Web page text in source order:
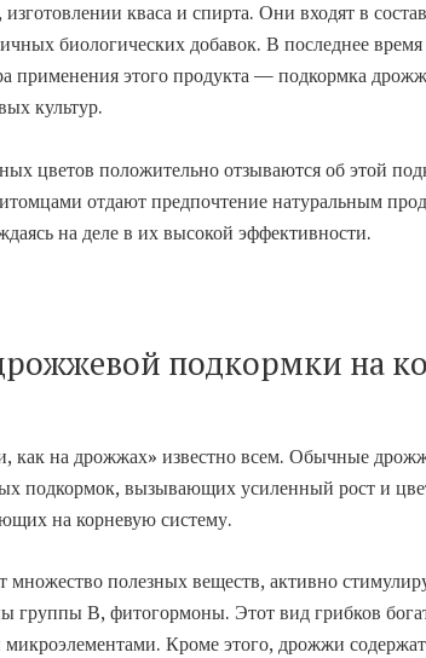
кваса и спирта. Они входят в
биологических добавок. В последнее
применения этого продукта — подкормка
культур.
цветов положительно отзываются об этой
отдают предпочтение натуральным
на деле в их высокой эффективности.
подкормки на
как на дрожжах» известно всем. Обычные
подкормок, вызывающих усиленный рост и
на корневую систему.
полезных веществ, активно
группы В, фитогормоны. Этот вид грибков
микроэлементами. Кроме этого, дрожжи